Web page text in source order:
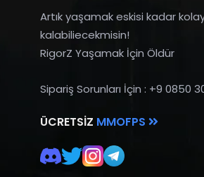
Artık yaşamak eskisi kadar
kalabiliecekmisin!
RigorZ Yaşamak İçin Öldür
Sipariş Sorunları İçin : +9 0850
ÜCRETSIZ MMOFPS